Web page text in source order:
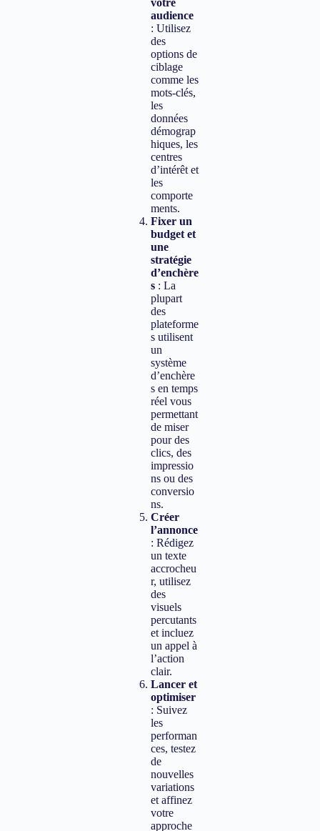
votre
audience
: Utilisez
des
options de
ciblage
comme les
mots-clés,
les
données
démograp
hiques, les
centres
d’intérêt et
les
comporte
ments.
Fixer un
budget et
une
stratégie
d’enchère
s: La
plupart
des
plateforme
s utilisent
un
système
d’enchère
s en temps
réel vous
permettant
de miser
pour des
clics, des
impressio
ns ou des
conversio
ns.
Créer
l’annonce
: Rédigez
un texte
accrocheu
r, utilisez
des
visuels
percutants
et incluez
un appel à
l’action
clair.
Lancer et
optimiser
: Suivez
les
performan
ces, testez
de
nouvelles
variations
et affinez
votre
approche